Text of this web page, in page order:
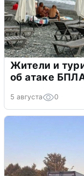
Жители и
об атаке
5 августа 0